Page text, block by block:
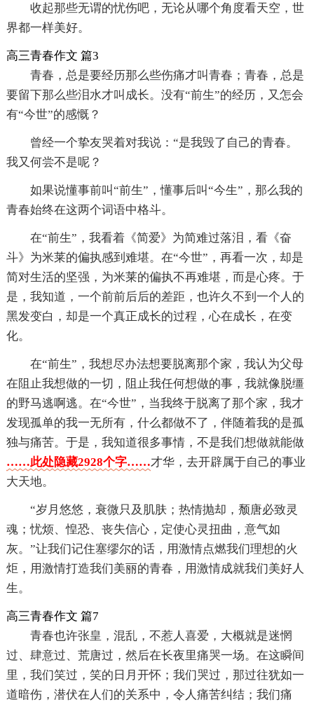
收起那些无谓的忧伤吧，无论从哪个角度看天空，世
界都一样美好。
高三青春作文 篇3
青春，总是要经历那么些伤痛才叫青春；青春，总是
要留下那么些泪水才叫成长。没有“前生”的经历，又怎会
有“今世”的感慨？
曾经一个挚友哭着对我说：“是我毁了自己的青春。
我又何尝不是呢？
如果说懂事前叫“前生”，懂事后叫“今生”，那么我的
青春始终在这两个词语中格斗。
在“前生”，我看着《简爱》为简难过落泪，看《奋
斗》为米莱的偏执感到难堪。在“今世”，再看一次，却是
简对生活的坚强，为米莱的偏执不再难堪，而是心疼。于
是，我知道，一个前前后后的差距，也许久不到一个人的
黑发变白，却是一个真正成长的过程，心在成长，在变
化。
在“前生”，我想尽办法想要脱离那个家，我认为父母
在阻止我想做的一切，阻止我任何想做的事，我就像脱缰
的野马逃啊逃。在“今世”，当我终于脱离了那个家，我才
发现孤单的我一无所有，什么都做不了，伴随着我的是孤
独与痛苦。于是，我知道很多事情，不是我们想做就能做
……此处隐藏2928个字……才华，去开辟属于自己的事业
大天地。
“岁月悠悠，衰微只及肌肤；热情抛却，颓唐必致灵
魂；忧烦、惶恐、丧失信心，定使心灵扭曲，意气如
灰。”让我们记住塞缪尔的话，用激情点燃我们理想的火
炬，用激情打造我们美丽的青春，用激情成就我们美好人
生。
高三青春作文 篇7
青春也许张皇，混乱，不惹人喜爱，大概就是迷惘
过、肆意过、荒唐过，然后在长夜里痛哭一场。在这瞬间
里，我们笑过，笑的日月开怀；我们哭过，那过往犹如一
道暗伤，潜伏在人们的关系中，令人痛苦纠结；我们痛